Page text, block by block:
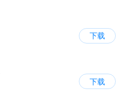
下载
下载